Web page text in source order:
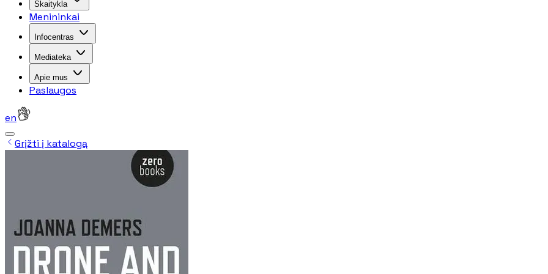
Skaitykla
Menininkai
Infocentras
Mediateka
Apie mus
Paslaugos
en
Grįžti į katalogą